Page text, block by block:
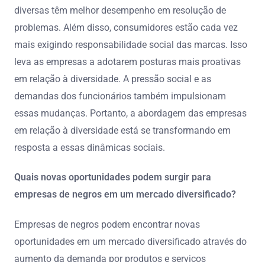
diversas têm melhor desempenho em resolução de
problemas. Além disso, consumidores estão cada vez
mais exigindo responsabilidade social das marcas. Isso
leva as empresas a adotarem posturas mais proativas
em relação à diversidade. A pressão social e as
demandas dos funcionários também impulsionam
essas mudanças. Portanto, a abordagem das empresas
em relação à diversidade está se transformando em
resposta a essas dinâmicas sociais.
Quais novas oportunidades podem surgir para
empresas de negros em um mercado diversificado?
Empresas de negros podem encontrar novas
oportunidades em um mercado diversificado através do
aumento da demanda por produtos e serviços